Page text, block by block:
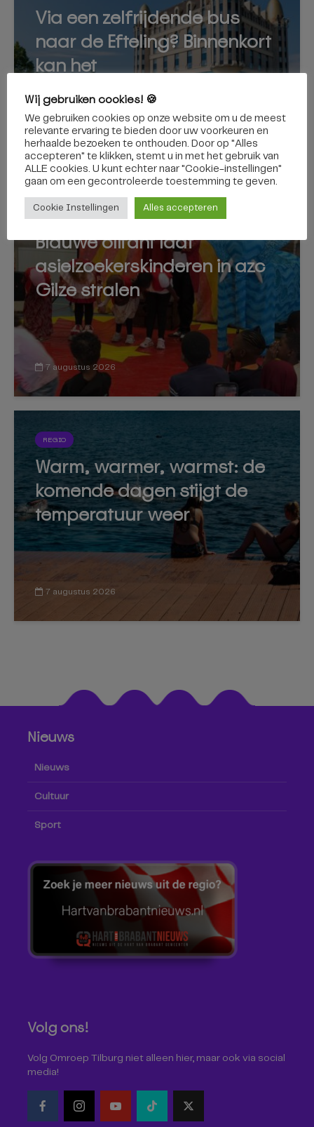
Via een zelfrijdende bus
naar de Efteling? Binnenkort
kan het
7 augustus 2026
Blauwe olifant laat
asielzoekerskinderen in azc
Gilze stralen
7 augustus 2026
REGIO
Warm, warmer, warmst: de
komende dagen stijgt de
temperatuur weer
7 augustus 2026
Nieuws
Nieuws
Cultuur
Sport
Volg ons!
Volg Omroep Tilburg niet alleen hier, maar ook via social
media!
Wij gebruiken cookies! 🍪
We gebruiken cookies op onze website om u de meest
relevante ervaring te bieden door uw voorkeuren en
herhaalde bezoeken te onthouden. Door op "Alles
accepteren" te klikken, stemt u in met het gebruik van
ALLE cookies. U kunt echter naar "Cookie-instellingen"
gaan om een ​​gecontroleerde toestemming te geven.
Cookie Instellingen Alles accepteren